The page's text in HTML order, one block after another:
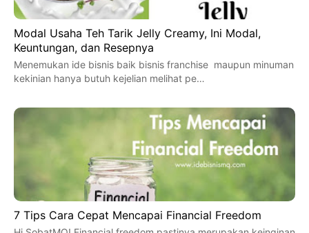
Modal Usaha Teh Tarik Jelly Creamy, Ini Modal,
Keuntungan, dan Resepnya
Menemukan ide bisnis baik bisnis franchise maupun minuman
kekinian hanya butuh kejelian melihat pe…
7 Tips Cara Cepat Mencapai Financial Freedom